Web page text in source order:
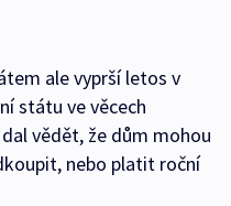
ale vyprší letos v
státu ve věcech
vědět, že dům mohou
nebo platit roční